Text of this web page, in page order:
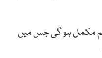
مکمل ہو گی جس میں